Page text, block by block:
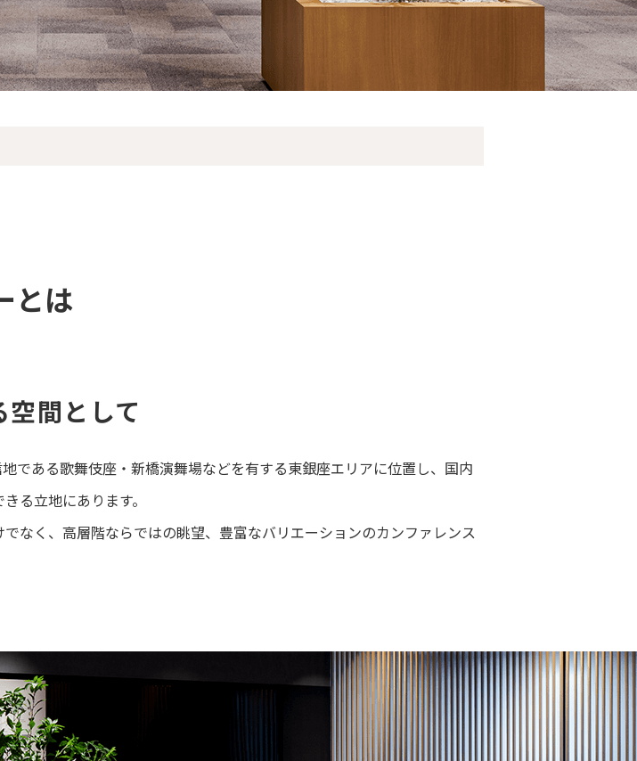
とは
間として
である歌舞伎座・新橋演舞場などを有する東銀座エリアに位置し、国内
る立地にあります。
なく、高層階ならではの眺望、豊富なバリエーションのカンファレンス